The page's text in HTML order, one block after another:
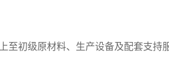
至初级原材料、生产设备及配套支持